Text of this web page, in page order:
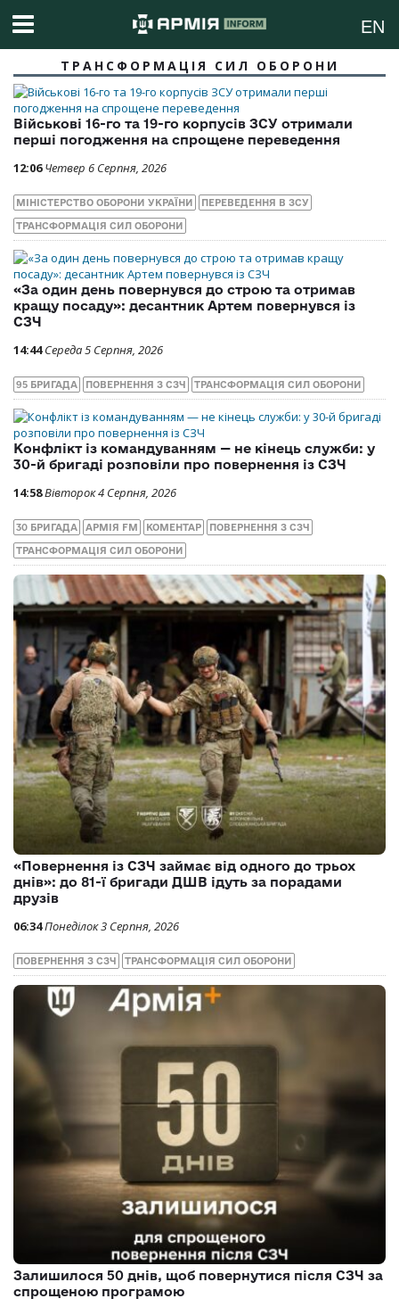
EN
ТРАНСФОРМАЦІЯ СИЛ ОБОРОНИ
Військові 16-го та 19-го корпусів ЗСУ отримали
перші погодження на спрощене переведення
12:06 Четвер 6 Серпня, 2026
МІНІСТЕРСТВО ОБОРОНИ УКРАЇНИ ПЕРЕВЕДЕННЯ В ЗСУ
ТРАНСФОРМАЦІЯ СИЛ ОБОРОНИ
«За один день повернувся до строю та отримав
кращу посаду»: десантник Артем повернувся із
СЗЧ
14:44 Середа 5 Серпня, 2026
95 БРИГАДА ПОВЕРНЕННЯ З СЗЧ ТРАНСФОРМАЦІЯ СИЛ ОБОРОНИ
Конфлікт із командуванням — не кінець служби: у
30-й бригаді розповіли про повернення із СЗЧ
14:58Вівторок 4 Серпня, 2026
30 БРИГАДА АРМІЯ FM КОМЕНТАР ПОВЕРНЕННЯ З СЗЧ
ТРАНСФОРМАЦІЯ СИЛ ОБОРОНИ
«Повернення із СЗЧ займає від одного до трьох
днів»: до 81-ї бригади ДШВ ідуть за порадами
друзів
06:34Понеділок 3 Серпня, 2026
ПОВЕРНЕННЯ З СЗЧ ТРАНСФОРМАЦІЯ СИЛ ОБОРОНИ
Залишилося 50 днів, щоб повернутися після СЗЧ за
спрощеною програмою